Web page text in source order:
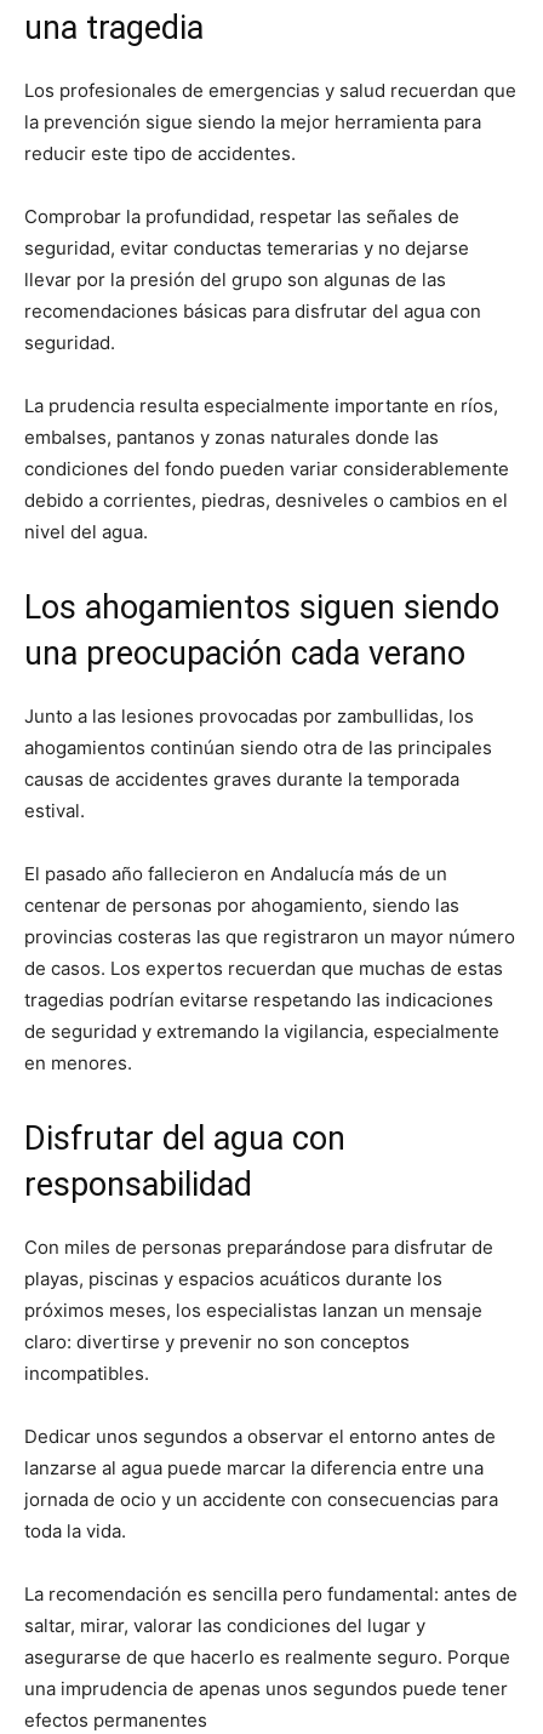
una tragedia
Los profesionales de emergencias y salud recuerdan que
la prevención sigue siendo la mejor herramienta para
reducir este tipo de accidentes.
Comprobar la profundidad, respetar las señales de
seguridad, evitar conductas temerarias y no dejarse
llevar por la presión del grupo son algunas de las
recomendaciones básicas para disfrutar del agua con
seguridad.
La prudencia resulta especialmente importante en ríos,
embalses, pantanos y zonas naturales donde las
condiciones del fondo pueden variar considerablemente
debido a corrientes, piedras, desniveles o cambios en el
nivel del agua.
Los ahogamientos siguen siendo
una preocupación cada verano
Junto a las lesiones provocadas por zambullidas, los
ahogamientos continúan siendo otra de las principales
causas de accidentes graves durante la temporada
estival.
El pasado año fallecieron en Andalucía más de un
centenar de personas por ahogamiento, siendo las
provincias costeras las que registraron un mayor número
de casos. Los expertos recuerdan que muchas de estas
tragedias podrían evitarse respetando las indicaciones
de seguridad y extremando la vigilancia, especialmente
en menores.
Disfrutar del agua con
responsabilidad
Con miles de personas preparándose para disfrutar de
playas, piscinas y espacios acuáticos durante los
próximos meses, los especialistas lanzan un mensaje
claro: divertirse y prevenir no son conceptos
incompatibles.
Dedicar unos segundos a observar el entorno antes de
lanzarse al agua puede marcar la diferencia entre una
jornada de ocio y un accidente con consecuencias para
toda la vida.
La recomendación es sencilla pero fundamental: antes de
saltar, mirar, valorar las condiciones del lugar y
asegurarse de que hacerlo es realmente seguro. Porque
una imprudencia de apenas unos segundos puede tener
efectos permanentes